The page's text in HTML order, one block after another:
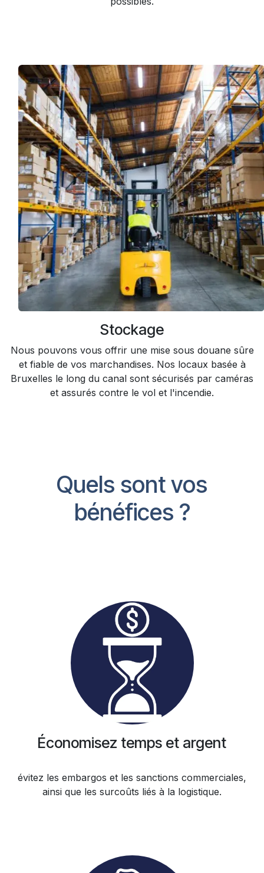
Stockage
Nous pouvons vous offrir une mise sous douane sûre
et fiable de vos marchandises. Nos locaux basée à
Bruxelles le long du canal sont sécurisés par caméras
et assurés contre le vol et l'incendie.
Q​uels sont vos
bénéfices ?
Économisez temps et argent
évitez les embargos et les sanctions commerciales,
ainsi que les surcoûts liés à la logistique.